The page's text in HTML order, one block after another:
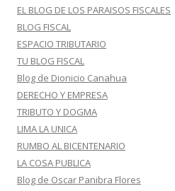
EL BLOG DE LOS PARAISOS FISCALES
BLOG FISCAL
ESPACIO TRIBUTARIO
TU BLOG FISCAL
Blog de Dionicio Canahua
DERECHO Y EMPRESA
TRIBUTO Y DOGMA
LIMA LA UNICA
RUMBO AL BICENTENARIO
LA COSA PUBLICA
Blog de Oscar Panibra Flores